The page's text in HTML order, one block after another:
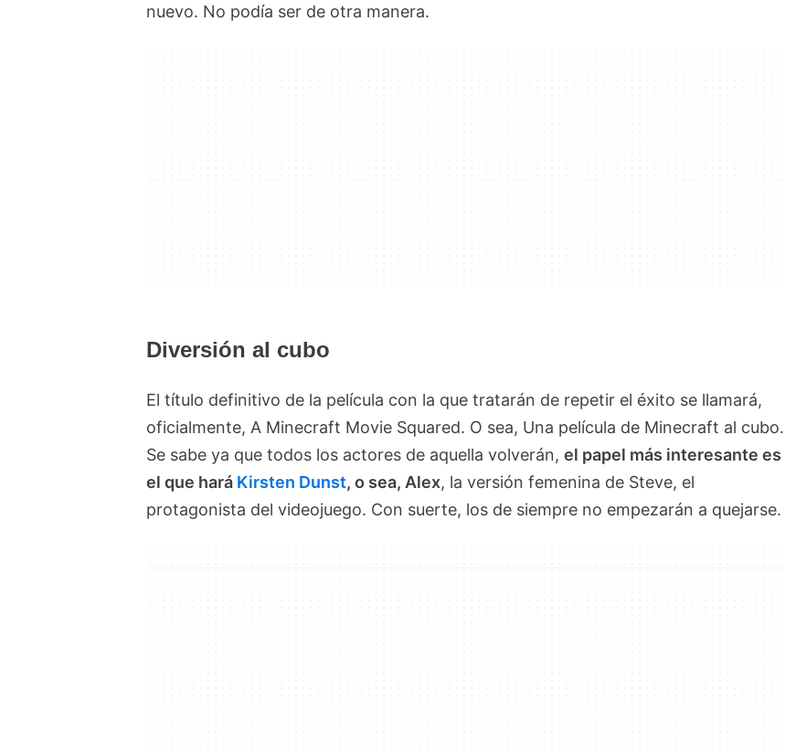
nuevo. No podía ser de otra manera.
Diversión al cubo
El título definitivo de la película con la que tratarán de repetir el éxito se llamará,
oficialmente, A Minecraft Movie Squared. O sea, Una película de Minecraft al cubo.
Se sabe ya que todos los actores de aquella volverán, el papel más interesante es
el que hará Kirsten Dunst, o sea, Alex, la versión femenina de Steve, el
protagonista del videojuego. Con suerte, los de siempre no empezarán a quejarse.